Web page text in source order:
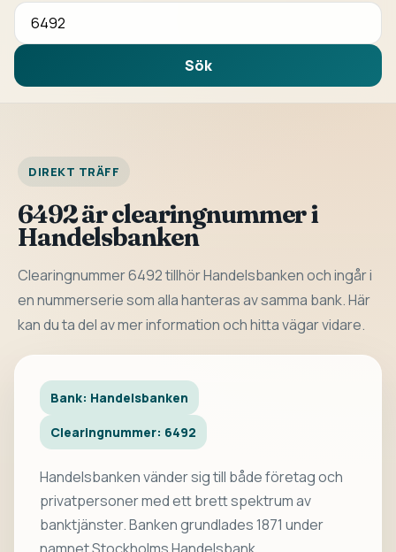
Sök bank eller clearingnummer
Sök
DIREKT TRÄFF
6492 är clearingnummer i
Handelsbanken
Clearingnummer 6492 tillhör Handelsbanken och ingår i
en nummerserie som alla hanteras av samma bank. Här
kan du ta del av mer information och hitta vägar vidare.
Bank: Handelsbanken
Clearingnummer: 6492
Handelsbanken vänder sig till både företag och
privatpersoner med ett brett spektrum av
banktjänster. Banken grundlades 1871 under